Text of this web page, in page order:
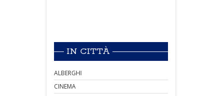
IN CITTÀ
ALBERGHI
CINEMA